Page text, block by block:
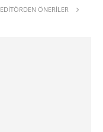
EDITÖRDEN ÖNERILER